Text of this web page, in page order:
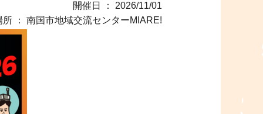
開催日 ： 2026/11/01
所 ： 南国市地域交流センターMIARE!